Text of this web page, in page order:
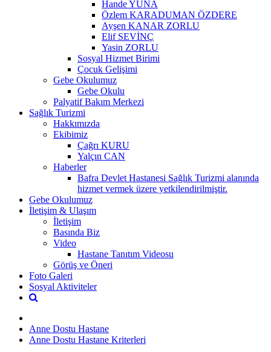
Hande YUNA
Özlem KARADUMAN ÖZDERE
Ayşen KANAR ZORLU
Elif SEVİNÇ
Yasin ZORLU
Sosyal Hizmet Birimi
Çocuk Gelişimi
Gebe Okulumuz
Gebe Okulu
Palyatif Bakım Merkezi
Sağlık Turizmi
Hakkımızda
Ekibimiz
Çağrı KURU
Yalçın CAN
Haberler
Bafra Devlet Hastanesi Sağlık Turizmi alanında
hizmet vermek üzere yetkilendirilmiştir.
Gebe Okulumuz
İletişim & Ulaşım
İletişim
Basında Biz
Video
Hastane Tanıtım Videosu
Görüş ve Öneri
Foto Galeri
Sosyal Aktiviteler
Anne Dostu Hastane
Anne Dostu Hastane Kriterleri